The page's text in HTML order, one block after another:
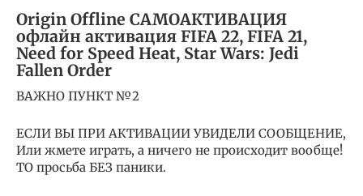
Origin Offline САМОАКТИВАЦИЯ
офлайн активация FIFA 22, FIFA 21,
Need for Speed Heat, Star Wars: Jedi
Fallen Order
ВАЖНО ПУНКТ №2
ЕСЛИ ВЫ ПРИ АКТИВАЦИИ УВИДЕЛИ СООБЩЕНИЕ,
Или жмете играть, а ничего не происходит вообще!
ТО просьба БЕЗ паники.